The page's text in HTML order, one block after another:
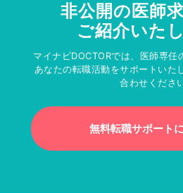
非公開の医師
ご紹介いた
マイナビDOCTORでは、医師専任
あなたの転職活動をサポートいた
合わせくださ
無料転職サポート